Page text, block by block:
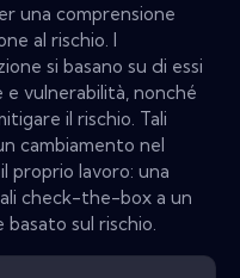
una comprensione
al rischio. I
si basano su di essi
vulnerabilità, nonché
il rischio. Tali
cambiamento nel
proprio lavoro: una
check-the-box a un
sul rischio.